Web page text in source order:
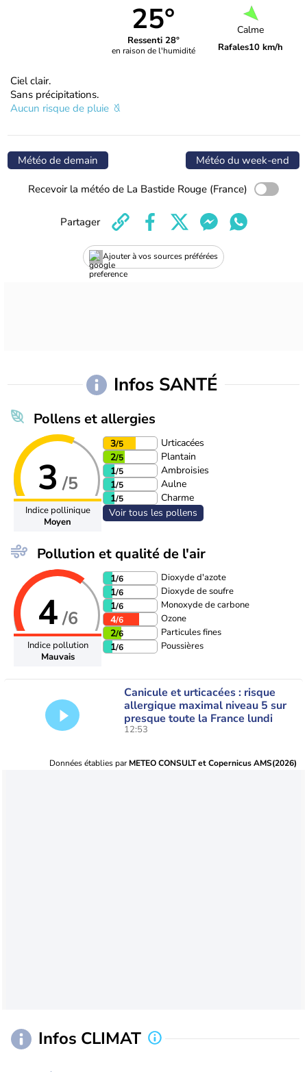
25°
Ressenti 28°
en raison de l'humidité
Calme
Rafales10 km/h
Ciel clair.
Sans précipitations.
Aucun risque de pluie
Météo de demain Météo du week-end
Recevoir la météo de La Bastide Rouge (France)
Ajouter à vos sources préférées
Partager
Infos SANTÉ
Pollens et allergies
3 /5
Indice pollinique
Moyen
3/5
Urticacées
2/5
Plantain
1/5
Ambroisies
1/5
Aulne
1/5
Charme
Voir tous les pollens
Pollution et qualité de l'air
4/6
Indice pollution
Mauvais
1/6 Dioxyde d'azote
1/6 Dioxyde de soufre
1/6 Monoxyde de carbone
4/6 Ozone
2/6 Particules fines
1/6 Poussières
Canicule et urticacées : risque
allergique maximal niveau 5 sur
presque toute la France lundi
12:53
Données établies parMETEO CONSULT et Copernicus AMS(2026)
Infos CLIMAT